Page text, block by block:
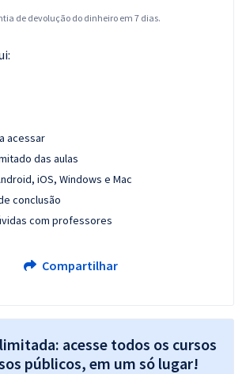
de devolução do dinheiro em 7 dias.
acessar
das aulas
iOS, Windows e Mac
conclusão
com professores
Compartilhar
acesse todos os cursos
públicos, em um só lugar!